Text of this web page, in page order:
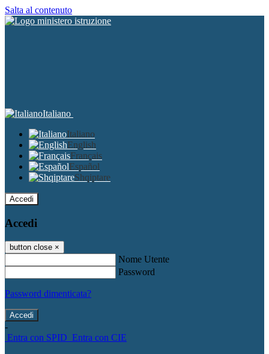
Salta al contenuto
Italiano
Italiano
English
Français
Español
Shqiptare
Accedi
Accedi
button close ×
Nome Utente
Password
Password dimenticata?
-
Entra con SPID Entra con CIE